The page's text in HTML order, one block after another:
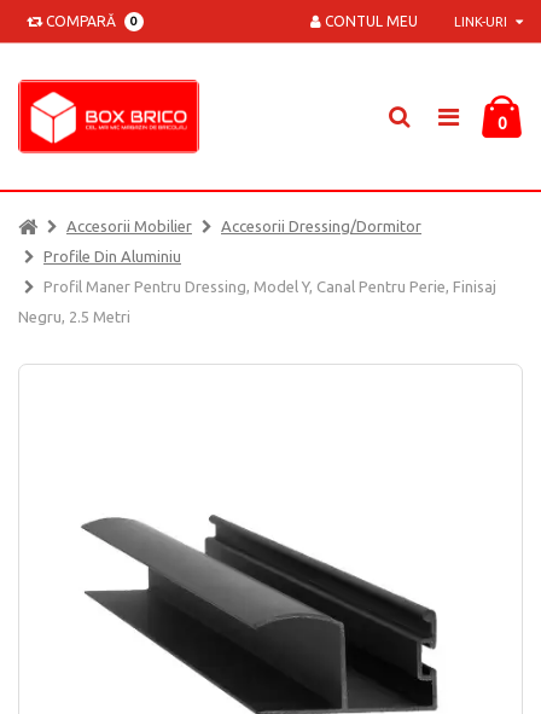
COMPARĂ 0 LINK-URI
CONTUL MEU
0
Accesorii Mobilier
Accesorii Dressing/dormitor
Profile Din Aluminiu
Profil Maner Pentru Dressing, Model Y, Canal Pentru Perie, Finisaj
Negru, 2.5 Metri